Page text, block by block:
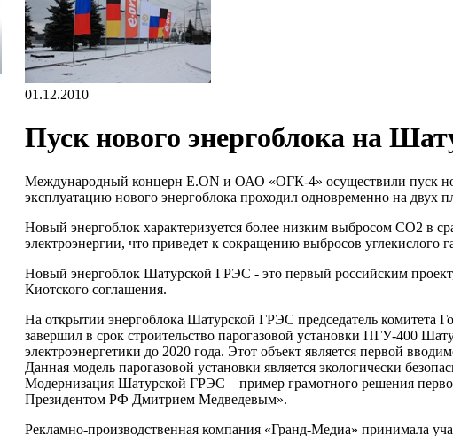
01.12.2010
Пуск нового энергоблока на
Международный концерн E.ON и ОАО «ОГК-4» осуществили пуск
эксплуатацию нового энергоблока проходил одновременно на
Новый энергоблок характеризуется более низким выбросом CO2 в
электроэнергии, что приведет к сокращению выбросов углекислого
Новый энергоблок Шатурской ГРЭС - это первый российским
Киотского соглашения.
На открытии энергоблока Шатурской ГРЭС председатель
завершил в срок строительство парогазовой установки ПГУ-400
электроэнергетики до 2020 года. Этот объект является первой
Данная модель парогазовой установки является экологически
Модернизация Шатурской ГРЭС – пример грамотного решения
Президентом РФ Дмитрием Медведевым».
Рекламно-производственная компания «Гранд-Медиа» принимала